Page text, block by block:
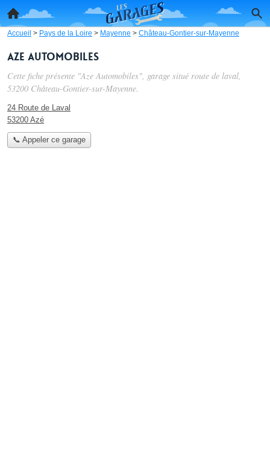
Accueil > Pays de la Loire > Mayenne > Château-Gontier-sur-Mayenne
Aze Automobiles
Cette fiche présente "Aze Automobiles", garage situé route de laval,
53200 Château-Gontier-sur-Mayenne.
24 Route de Laval
53200 Azé
📞 Appeler ce garage